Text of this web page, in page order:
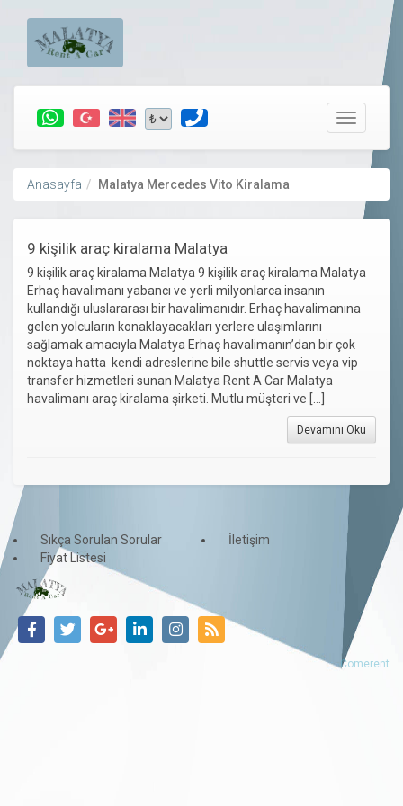
Toggle
Anasayfa Malatya Mercedes Vito Kiralama
9 kişilik araç kiralama Malatya
9 kişilik araç kiralama Malatya 9 kişilik araç kiralama Malatya
Erhaç havalimanı yabancı ve yerli milyonlarca insanın
kullandığı uluslararası bir havalimanıdır. Erhaç havalimanına
gelen yolcuların konaklayacakları yerlere ulaşımlarını
sağlamak amacıyla Malatya Erhaç havalimanın’dan bir çok
noktaya hatta kendi adreslerine bile shuttle servis veya vip
transfer hizmetleri sunan Malatya Rent A Car Malatya
havalimanı araç kiralama şirketi. Mutlu müşteri ve […]
Devamını Oku
Sıkça Sorulan Sorular
İletişim
Fiyat Listesi
Comerent